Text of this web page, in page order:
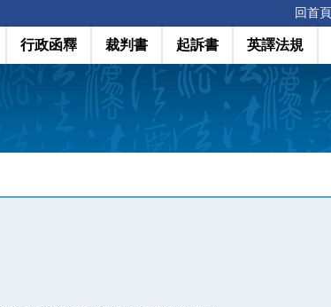
回首頁
行政函釋 裁判書 起訴書 英譯法規